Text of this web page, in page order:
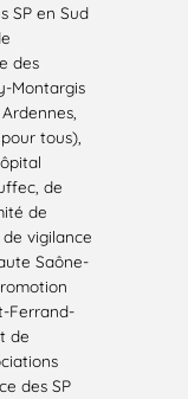
SP en Sud
des
Montargis
tous),
de
de
vigilance
Saône-
Ferrand-
de
des SP